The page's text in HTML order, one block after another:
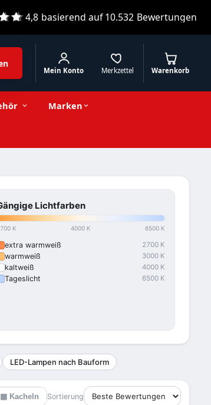
4,8 basierend auf10.532 Bewertungen
Merkzettel
Mein Konto Warenkorb
Marken
Lichtfarben
K 4000 K 6500 K
extra warmweiß 2700 K
warmweiß 3000 K
kaltweiß 4000 K
Tageslicht 6500 K
LED-Lampen nach Bauform
▦ Kacheln Sortierung